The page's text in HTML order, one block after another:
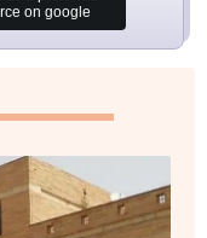
on google